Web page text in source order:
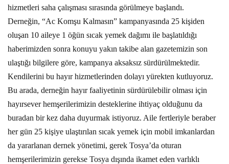
hizmetleri saha çalışması sırasında görülmeye başlandı.
Derneğin, “Ac Komşu Kalmasın” kampanyasında 25 kişiden
oluşan 10 aileye 1 öğün sıcak yemek dağımı ile başlatıldığı
haberimizden sonra konuyu yakın takibe alan gazetemizin son
ulaştığı bilgilere göre, kampanya aksaksız sürdürülmektedir.
Kendilerini bu hayır hizmetlerinden dolayı yürekten kutluyoruz.
Bu arada, derneğin hayır faaliyetinin sürdürülebilir olması için
hayırsever hemşerilerimizin desteklerine ihtiyaç olduğunu da
buradan bir kez daha duyurmak istiyoruz. Aile fertleriyle beraber
her gün 25 kişiye ulaştırılan sıcak yemek için mobil imkanlardan
da yararlanan dernek yönetimi, gerek Tosya’da oturan
hemşerilerimizin gerekse Tosya dışında ikamet eden varlıklı